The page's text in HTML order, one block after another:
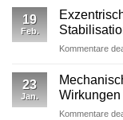
19
Feb.
Kommentare
23
Jan.
Wirkungen
Kommentare